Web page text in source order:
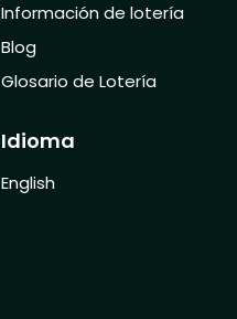
Información de lotería
Blog
Glosario de Lotería
Idioma
English